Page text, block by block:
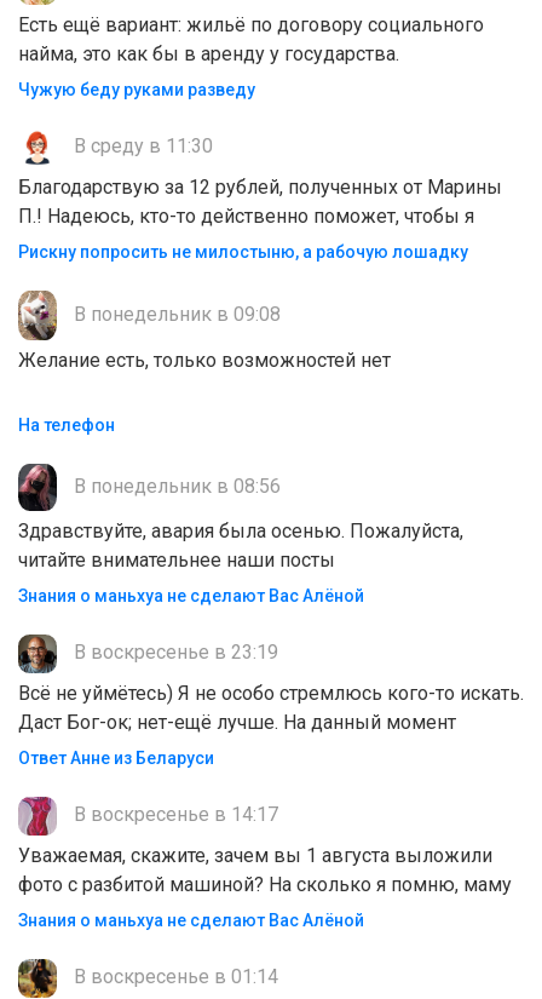
Есть ещё вариант: жильё по договору социального
найма, это как бы в аренду у государства.
Чужую беду руками разведу
В среду в 11:30
Благодарствую за 12 рублей, полученных от Марины
П.! Надеюсь, кто-то действенно поможет, чтобы я
Рискну попросить не милостыню, а рабочую лошадку
В понедельник в 09:08
Желание есть, только возможностей нет
На телефон
В понедельник в 08:56
Здравствуйте, авария была осенью. Пожалуйста,
читайте внимательнее наши посты
Знания о маньхуа не сделают Вас Алëной
В воскресенье в 23:19
Всё не уймётесь) Я не особо стремлюсь кого-то искать.
Даст Бог-ок; нет-ещё лучше. На данный момент
Ответ Анне из Беларуси
В воскресенье в 14:17
Уважаемая, скажите, зачем вы 1 августа выложили
фото с разбитой машиной? На сколько я помню, маму
Знания о маньхуа не сделают Вас Алëной
В воскресенье в 01:14